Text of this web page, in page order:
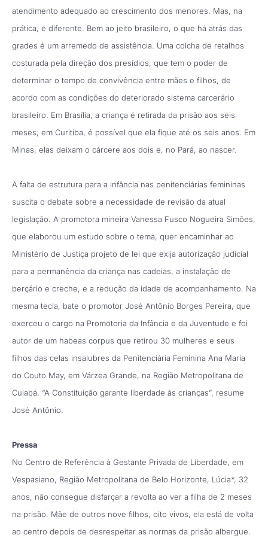
atendimento adequado ao crescimento dos menores. Mas, na
prática, é diferente. Bem ao jeito brasileiro, o que há atrás das
grades é um arremedo de assistência. Uma colcha de retalhos
costurada pela direção dos presídios, que tem o poder de
determinar o tempo de convivência entre mães e filhos, de
acordo com as condições do deteriorado sistema carcerário
brasileiro. Em Brasília, a criança é retirada da prisão aos seis
meses; em Curitiba, é possível que ela fique até os seis anos. Em
Minas, elas deixam o cárcere aos dois e, no Pará, ao nascer.
A falta de estrutura para a infância nas penitenciárias femininas
suscita o debate sobre a necessidade de revisão da atual
legislação. A promotora mineira Vanessa Fusco Nogueira Simões,
que elaborou um estudo sobre o tema, quer encaminhar ao
Ministério de Justiça projeto de lei que exija autorização judicial
para a permanência da criança nas cadeias, a instalação de
berçário e creche, e a redução da idade de acompanhamento. Na
mesma tecla, bate o promotor José Antônio Borges Pereira, que
exerceu o cargo na Promotoria da Infância e da Juventude e foi
autor de um habeas corpus que retirou 30 mulheres e seus
filhos das celas insalubres da Penitenciária Feminina Ana Maria
do Couto May, em Várzea Grande, na Região Metropolitana de
Cuiabá. “A Constituição garante liberdade às crianças”, resume
José Antônio.
Pressa
No Centro de Referência à Gestante Privada de Liberdade, em
Vespasiano, Região Metropolitana de Belo Horizonte, Lúcia*, 32
anos, não consegue disfarçar a revolta ao ver a filha de 2 meses
na prisão. Mãe de outros nove filhos, oito vivos, ela está de volta
ao centro depois de desrespeitar as normas da prisão albergue.